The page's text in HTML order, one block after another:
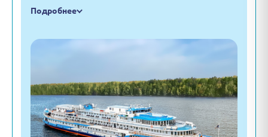
Подробнее